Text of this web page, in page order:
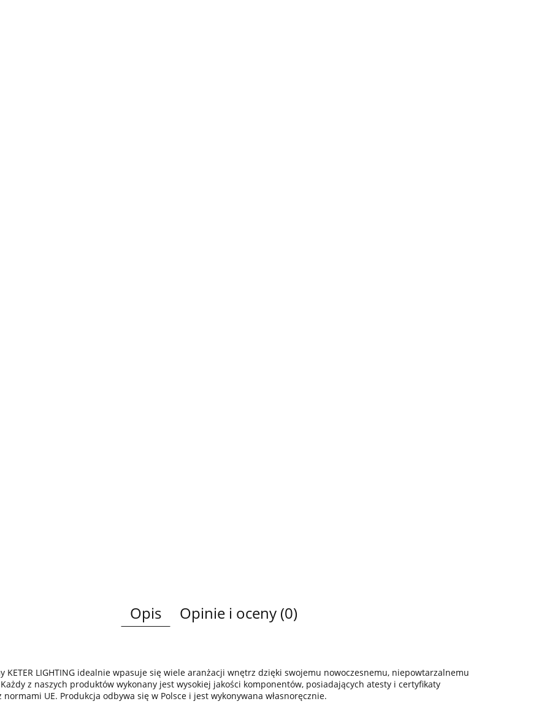
Opis Opinie i oceny (0)
KETER LIGHTING idealnie wpasuje się wiele aranżacji wnętrz dzięki swojemu nowoczesnemu, niepowtarzalnemu
z naszych produktów wykonany jest wysokiej jakości komponentów, posiadających atesty i certyfikaty
normami UE. Produkcja odbywa się w Polsce i jest wykonywana własnoręcznie.